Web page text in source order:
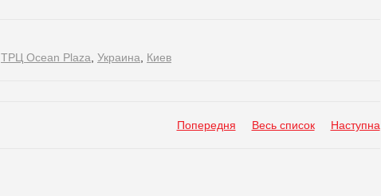
ТРЦ Ocean Plaza Украина Киев
Попередня Весь список Наступна